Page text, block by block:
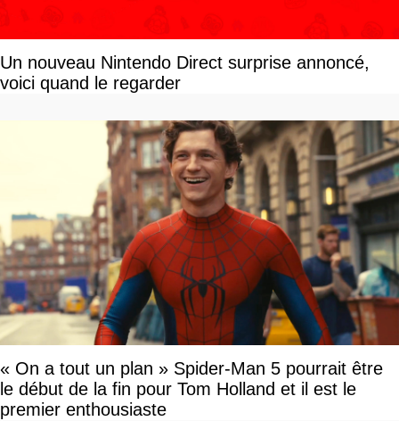
Un nouveau Nintendo Direct surprise annoncé,
voici quand le regarder
« On a tout un plan » Spider-Man 5 pourrait être
le début de la fin pour Tom Holland et il est le
premier enthousiaste